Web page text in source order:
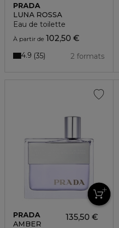
PRADA
LUNA ROSSA
Eau de toilette
À partir de 102,50 €
2 formats
4.9 35
PRADA
AMBER
135,50 €